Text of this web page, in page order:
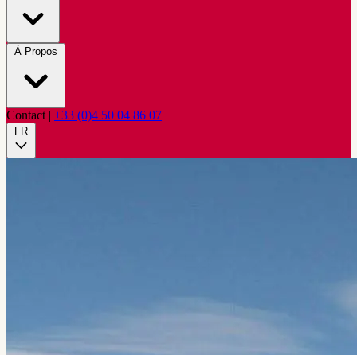
À Propos
Contact | +33 (0)4 50 04 86 07
FR